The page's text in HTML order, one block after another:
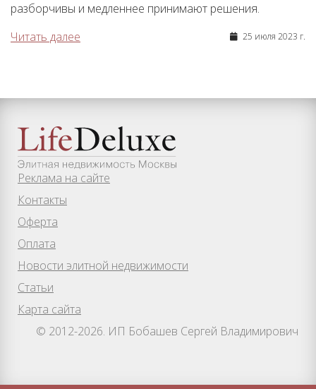
разборчивы и медленнее принимают решения.
Читать далее
25 июля 2023 г.
Реклама на сайте
Контакты
Оферта
Оплата
Новости элитной недвижимости
Статьи
Карта сайта
© 2012-2026. ИП Бобашев Сергей Владимирович